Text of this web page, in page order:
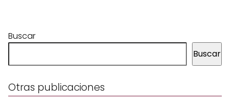
Buscar
Buscar
Otras publicaciones